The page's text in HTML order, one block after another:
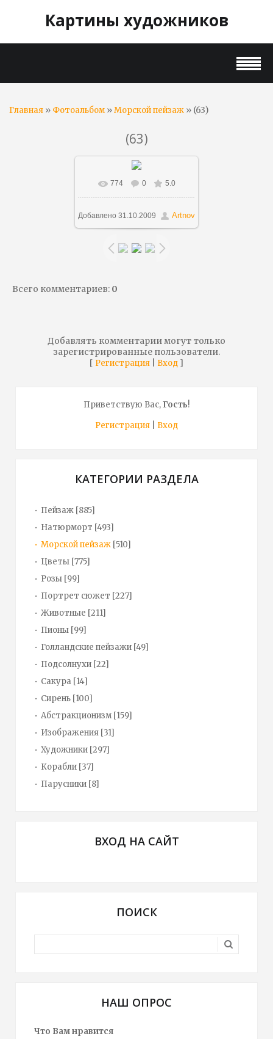
Картины художников
Главная » Фотоальбом»Морской пейзаж » (63)
(63)
В реальном размере
969x573/ 29.6Kb
774 0 5.0
Добавлено 31.10.2009 Artnov
Всего комментариев: 0
Добавлять комментарии могут только
зарегистрированные пользователи.
[ Регистрация Вход ]
Приветствую Вас,Гость!
Регистрация
Вход
КАТЕГОРИИ РАЗДЕЛА
Пейзаж [885]
Натюрморт [493]
Морской пейзаж [510]
Цветы [775]
Розы [99]
Портрет сюжет [227]
Животные [211]
Пионы [99]
Голландские пейзажи [49]
Подсолнухи [22]
Сакура [14]
Сирень [100]
Абстракционизм [159]
Изображения [31]
Художники [297]
Корабли [37]
Парусники [8]
ВХОД НА САЙТ
ПОИСК
НАШ ОПРОС
Что Вам нравится